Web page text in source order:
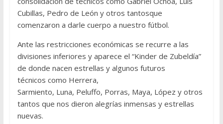
Cubillas, Pedro de León y otros tantosque
comenzaron a darle cuerpo a nuestro fútbol.
Ante las restricciones económicas se recurre a las
divisiones inferiores y aparece el “Kinder de Zubeldía”
de donde nacen estrellas y algunos futuros
técnicos como Herrera,
Sarmiento, Luna, Peluffo, Porras, Maya, López y otros
tantos que nos dieron alegrías inmensas y estrellas
nuevas.